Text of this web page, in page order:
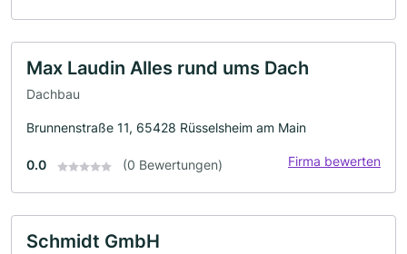
Max Laudin Alles rund ums Dach
Dachbau
Brunnenstraße 11, 65428 Rüsselsheim am Main
0.0 (0 Bewertungen) Firma bewerten
Schmidt GmbH